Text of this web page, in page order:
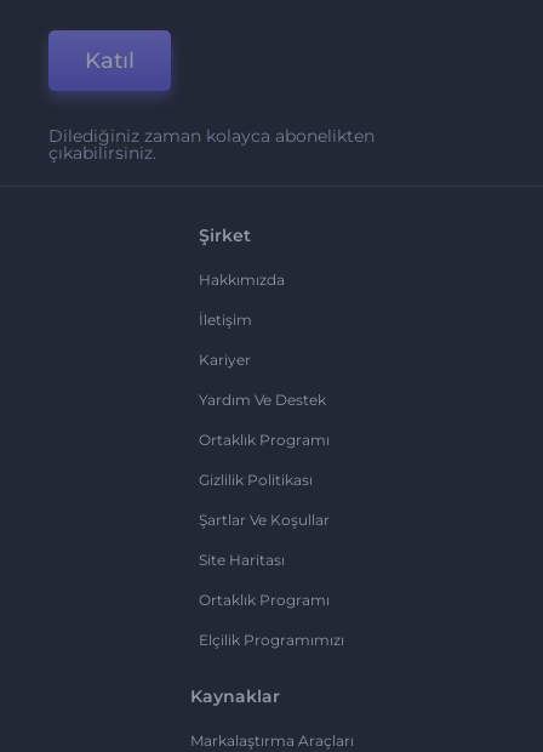
Katıl
Dilediğiniz zaman kolayca abonelikten
çıkabilirsiniz.
Şirket
Hakkımızda
İletişim
Kariyer
Yardım Ve Destek
Ortaklık Programı
Gizlilik Politikası
Şartlar Ve Koşullar
Site Haritası
Ortaklık Programı
Elçilik Programımızı
Kaynaklar
Markalaştırma Araçları